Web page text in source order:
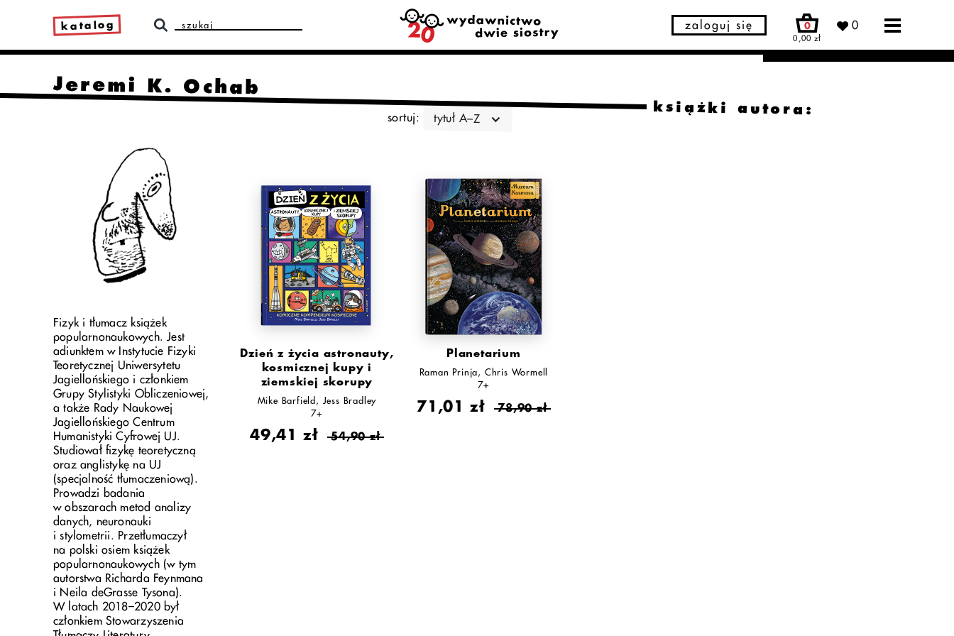
katalog zaloguj się 0
0,00 zł
0
Jeremi K. Ochab
książki autora:
sortuj: tytuł A–Z
Fizyk i tłumacz książek
popularnonaukowych. Jest
adiunktem w Instytucie Fizyki
Teoretycznej Uniwersytetu
Jagiellońskiego i członkiem
Grupy Stylistyki Obliczeniowej,
a także Rady Naukowej
Jagiellońskiego Centrum
Humanistyki Cyfrowej UJ.
Studiował fizykę teoretyczną
oraz anglistykę na UJ
(specjalność tłumaczeniową).
Prowadzi badania
w obszarach metod analizy
danych, neuronauki
i stylometrii. Przetłumaczył
na polski osiem książek
popularnonaukowych (w tym
autorstwa Richarda Feynmana
i Neila deGrasse Tysona).
W latach 2018–2020 był
członkiem Stowarzyszenia
Dzień z życia astronauty,
kosmicznej kupy i
ziemskiej skorupy
Mike Barfield
Jess Bradley
7+
49,41 zł 54,90 zł
Planetarium
Raman Prinja
Chris Wormell
7+
71,01 zł 78,90 zł